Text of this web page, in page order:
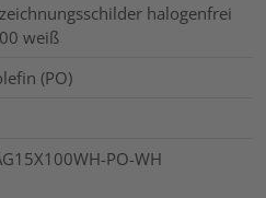
halogenfrei
weiß
(PO)
PO-WH